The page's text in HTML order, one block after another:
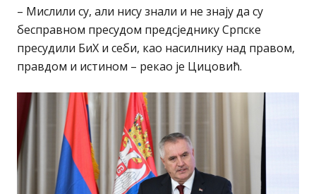
– Мислили су, али нису знали и не знају да су
бесправном пресудом предсједнику Српске
пресудили БиХ и себи, као насилнику над правом,
правдом и истином – рекао је Цицовић.